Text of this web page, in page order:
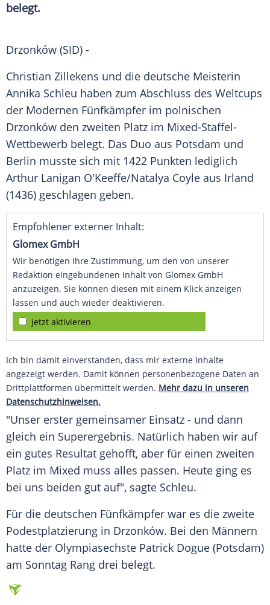
belegt.
Drzonków (SID) -
Christian Zillekens und die deutsche Meisterin
Annika Schleu haben zum Abschluss des Weltcups
der Modernen Fünfkämpfer im polnischen
Drzonków den zweiten Platz im Mixed-Staffel-
Wettbewerb belegt. Das Duo aus Potsdam und
Berlin musste sich mit 1422 Punkten lediglich
Arthur Lanigan O'Keeffe/Natalya Coyle aus Irland
(1436) geschlagen geben.
Empfohlener externer Inhalt:
Glomex GmbH
Wir benötigen Ihre Zustimmung, um den von unserer
Redaktion eingebundenen Inhalt von Glomex GmbH
anzuzeigen. Sie können diesen mit einem Klick anzeigen
lassen und auch wieder deaktivieren.
jetzt aktivieren
Ich bin damit einverstanden, dass mir externe Inhalte
angezeigt werden. Damit können personenbezogene Daten an
Drittplattformen übermittelt werden. Mehr dazu in unseren
Datenschutzhinweisen.
"Unser erster gemeinsamer Einsatz - und dann
gleich ein Superergebnis. Natürlich haben wir auf
ein gutes Resultat gehofft, aber für einen zweiten
Platz im Mixed muss alles passen. Heute ging es
bei uns beiden gut auf", sagte Schleu.
Für die deutschen Fünfkämpfer war es die zweite
Podestplatzierung in Drzonków. Bei den Männern
hatte der Olympiasechste Patrick Dogue (Potsdam)
am Sonntag Rang drei belegt.